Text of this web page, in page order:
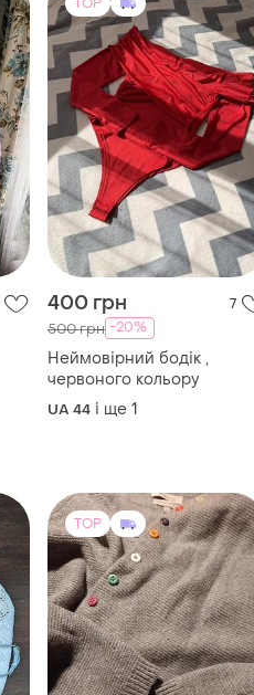
400 грн 7
500 грн -20%
Неймовірний бодік ,
червоного кольору
UA 44 і ще 1
TOP
1400 грн 4
Кардиган 100%шерсть